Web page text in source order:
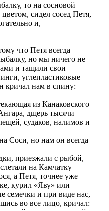
то на сосновой
сидел сосед Петя,
и,
что Петя всегда
но мы ничего не
и тащили свои
углепластиковые
кричал нам в спину:
из Канаковского
дщерь тысячи
судаков, налимов и
Соси, но нам он всегда
приезжали с рыбой,
на Камчатку
а Петя, точнее уже
курил «Яву» или
семечки и при виде нас,
во все лицо, кричал: